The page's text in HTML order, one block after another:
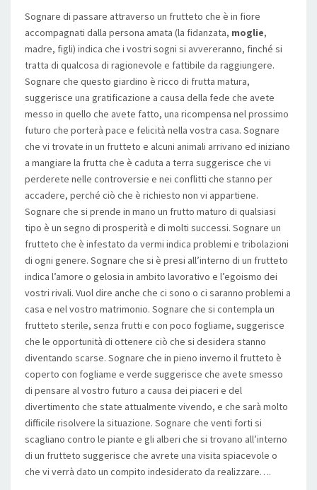
Sognare di passare attraverso un frutteto che è in fiore
accompagnati dalla persona amata (la fidanzata, moglie,
madre, figli) indica che i vostri sogni si avvereranno, finché si
tratta di qualcosa di ragionevole e fattibile da raggiungere.
Sognare che questo giardino è ricco di frutta matura,
suggerisce una gratificazione a causa della fede che avete
messo in quello che avete fatto, una ricompensa nel prossimo
futuro che porterà pace e felicità nella vostra casa. Sognare
che vi trovate in un frutteto e alcuni animali arrivano ed iniziano
a mangiare la frutta che è caduta a terra suggerisce che vi
perderete nelle controversie e nei conflitti che stanno per
accadere, perché ciò che è richiesto non vi appartiene.
Sognare che si prende in mano un frutto maturo di qualsiasi
tipo è un segno di prosperità e di molti successi. Sognare un
frutteto che è infestato da vermi indica problemi e tribolazioni
di ogni genere. Sognare che si è presi all’interno di un frutteto
indica l’amore o gelosia in ambito lavorativo e l’egoismo dei
vostri rivali. Vuol dire anche che ci sono o ci saranno problemi a
casa e nel vostro matrimonio. Sognare che si contempla un
frutteto sterile, senza frutti e con poco fogliame, suggerisce
che le opportunità di ottenere ciò che si desidera stanno
diventando scarse. Sognare che in pieno inverno il frutteto è
coperto con fogliame e verde suggerisce che avete smesso
di pensare al vostro futuro a causa dei piaceri e del
divertimento che state attualmente vivendo, e che sarà molto
difficile risolvere la situazione. Sognare che venti forti si
scagliano contro le piante e gli alberi che si trovano all’interno
di un frutteto suggerisce che avrete una visita spiacevole o
che vi verrà dato un compito indesiderato da realizzare….